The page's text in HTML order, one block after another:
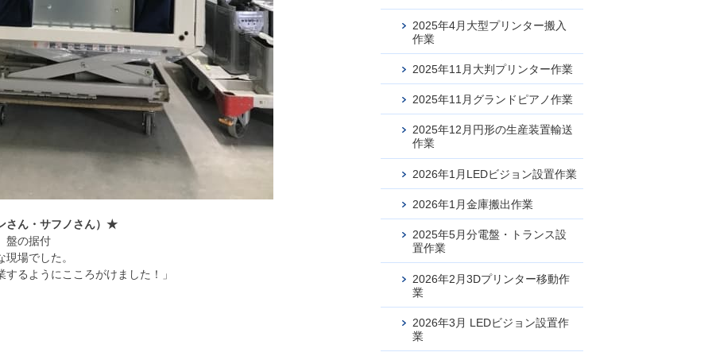
さん・サフノさん）★
盤の据付
場でした。
るようにこころがけました！」
お問合せ
2025年4月大型プリンター搬入
作業
2025年11月大判プリンター作業
2025年11月グランドピアノ作業
2025年12月円形の生産装置輸送
作業
2026年1月LEDビジョン設置作業
2026年1月金庫搬出作業
2025年5月分電盤・トランス設
置作業
2026年2月3Dプリンター移動作
業
2026年3月 LEDビジョン設置作
業